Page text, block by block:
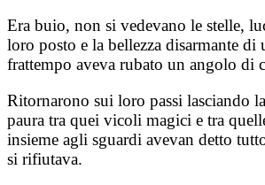
Era buio, non si vedevano le stelle,
loro posto e la bellezza disarmante
frattempo aveva rubato un angolo di
Ritornarono sui loro passi lasciando
paura tra quei vicoli magici e tra
insieme agli sguardi avevan detto
si rifiutava.